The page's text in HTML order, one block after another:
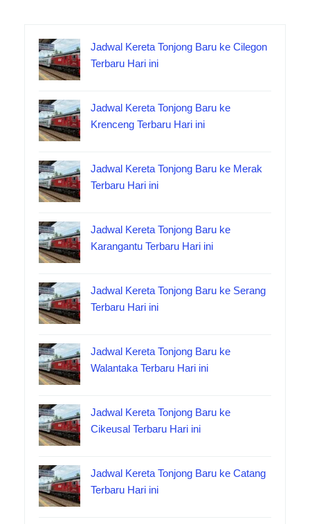
Jadwal Kereta Tonjong Baru ke Cilegon
Terbaru Hari ini
Jadwal Kereta Tonjong Baru ke
Krenceng Terbaru Hari ini
Jadwal Kereta Tonjong Baru ke Merak
Terbaru Hari ini
Jadwal Kereta Tonjong Baru ke
Karangantu Terbaru Hari ini
Jadwal Kereta Tonjong Baru ke Serang
Terbaru Hari ini
Jadwal Kereta Tonjong Baru ke
Walantaka Terbaru Hari ini
Jadwal Kereta Tonjong Baru ke
Cikeusal Terbaru Hari ini
Jadwal Kereta Tonjong Baru ke Catang
Terbaru Hari ini